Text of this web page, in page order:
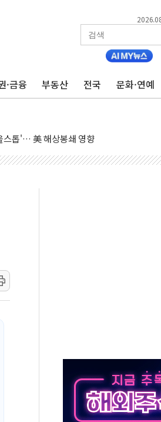
·금융 부동산 전국 문화·연예
" 요구
성 낮아지며 상승… STOXX 600 지수는 나
엘·이란 위협에 맞설 자체 억지력 강화
"
스톱'… 美 해상봉쇄 영향
도체주 '활짝'
기대 후퇴
끝까지 찾겠다"
'
적 공급 확대·속도전 총력"